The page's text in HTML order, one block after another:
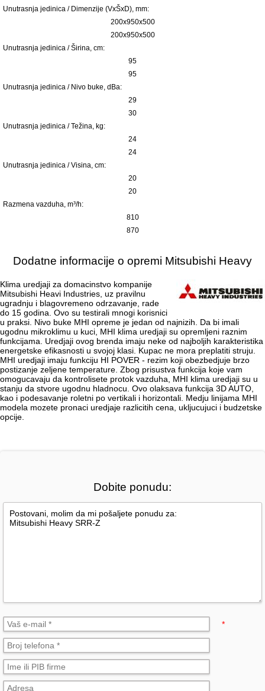
Unutrasnja jedinica / Dimenzije (VxŠxD), mm:
200x950x500
200x950x500
Unutrasnja jedinica / Širina, сm:
95
95
Unutrasnja jedinica / Nivo buke, dBa:
29
30
Unutrasnja jedinica / Težina, kg:
24
24
Unutrasnja jedinica / Visina, сm:
20
20
Razmena vazduha, m³/h:
810
870
Dodatne informacije o opremi Mitsubishi Heavy
Klima uredjaji za domacinstvo kompanije
Mitsubishi Heavi Industries, uz pravilnu
ugradnju i blagovremeno odrzavanje, rade
do 15 godina. Ovo su testirali mnogi korisnici
u praksi. Nivo buke MHI opreme je jedan od najnizih. Da bi imali
ugodnu mikroklimu u kuci, MHI klima uredjaji su opremljeni raznim
funkcijama. Uredjaji ovog brenda imaju neke od najboljih karakteristika
energetske efikasnosti u svojoj klasi. Kupac ne mora preplatiti struju.
MHI uredjaji imaju funkciju HI POVER - rezim koji obezbedjuje brzo
postizanje zeljene temperature. Zbog prisustva funkcija koje vam
omogucavaju da kontrolisete protok vazduha, MHI klima uredjaji su u
stanju da stvore ugodnu hladnocu. Ovo olaksava funkcija 3D AUTO,
kao i podesavanje roletni po vertikali i horizontali. Medju linijama MHI
modela mozete pronaci uredjaje razlicitih cena, ukljucujuci i budzetske
opcije.
Dobite ponudu:
*